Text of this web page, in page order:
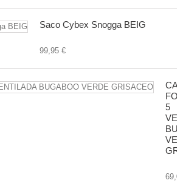
Saco Cybex Snogga BEIG
99,95 €
FOX
5